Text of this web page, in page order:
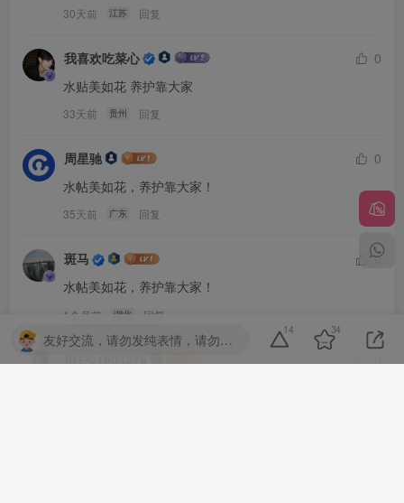
30天前 江苏 回复
我喜欢吃菜心
0
水贴美如花 养护靠大家
33天前 贵州 回复
周星驰
0
水帖美如花，养护靠大家！
35天前 广东 回复
斑马
0
水帖美如花，养护靠大家！
1个月前 湖北 回复
友好交流，请勿发纯表情，请勿灌水，违者封号喔
14 34